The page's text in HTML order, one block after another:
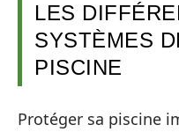
LES
SYSTÈMES
PISCINE
Protéger sa piscine